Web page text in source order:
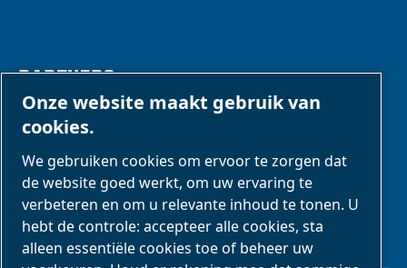
PARTNERS
Zakenpartners
E-Connect 2,0
Zakelijke portal
ABAC-
mediagalerij
Onze website maakt gebruik van
cookies.
We gebruiken cookies om ervoor te zorgen dat
de website goed werkt, om uw ervaring te
verbeteren en om u relevante inhoud te tonen. U
hebt de controle: accepteer alle cookies, sta
alleen essentiële cookies toe of beheer uw